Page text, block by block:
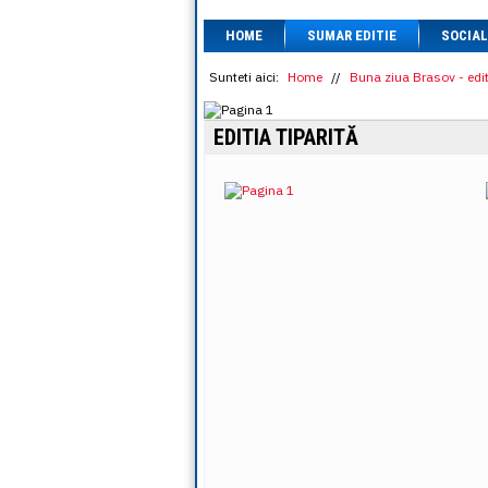
HOME SUMAR EDITIE SOCIAL
Sunteti aici: Home // Buna ziua Brasov -
EDITIA TIPARITĂ